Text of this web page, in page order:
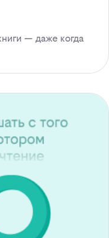
— даже когда